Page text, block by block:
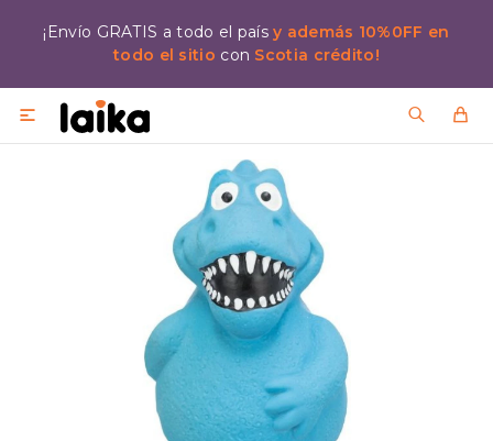
¡Envío GRATIS a todo el paísy además 10%0FF en
todo el sitio con Scotia crédito!
